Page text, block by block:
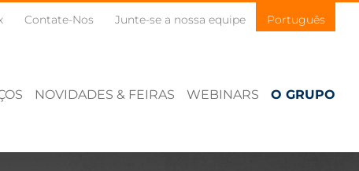
Contate-Nos Junte-se a nossa equipe Português
NOVIDADES & FEIRAS WEBINARS O GRUPO